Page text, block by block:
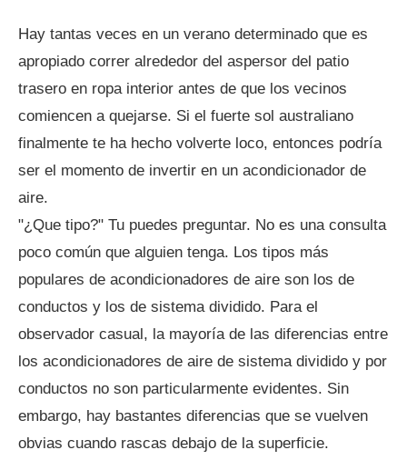
Hay tantas veces en un verano determinado que es
apropiado correr alrededor del aspersor del patio
trasero en ropa interior antes de que los vecinos
comiencen a quejarse. Si el fuerte sol australiano
finalmente te ha hecho volverte loco, entonces podría
ser el momento de invertir en un acondicionador de
aire.
"¿Que tipo?" Tu puedes preguntar. No es una consulta
poco común que alguien tenga. Los tipos más
populares de acondicionadores de aire son los de
conductos y los de sistema dividido. Para el
observador casual, la mayoría de las diferencias entre
los acondicionadores de aire de sistema dividido y por
conductos no son particularmente evidentes. Sin
embargo, hay bastantes diferencias que se vuelven
obvias cuando rascas debajo de la superficie.